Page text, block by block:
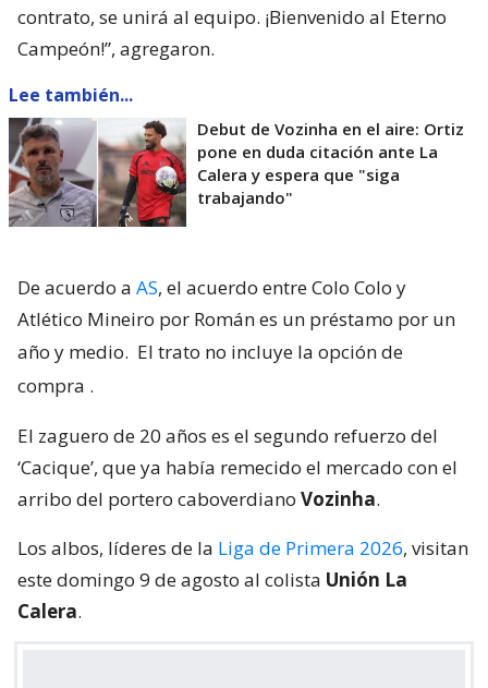
contrato, se unirá al equipo. ¡Bienvenido al Eterno
Campeón!”, agregaron.
Lee también...
Debut de Vozinha en el aire: Ortiz
pone en duda citación ante La
Calera y espera que "siga
trabajando"
De acuerdo a AS, el acuerdo entre Colo Colo y
Atlético Mineiro por Román es un préstamo por un
año y medio. El trato no incluye la opción de
compra .
El zaguero de 20 años es el segundo refuerzo del
‘Cacique’, que ya había remecido el mercado con el
arribo del portero caboverdiano Vozinha.
Los albos, líderes de la Liga de Primera 2026, visitan
este domingo 9 de agosto al colista Unión La
Calera.